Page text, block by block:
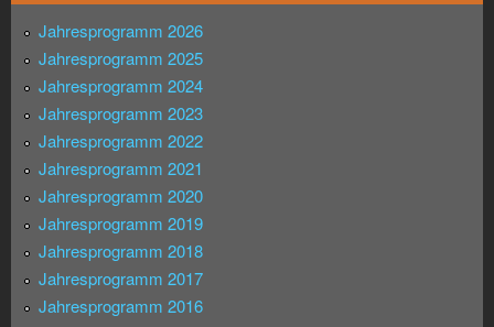
Jahresprogramm 2026
Jahresprogramm 2025
Jahresprogramm 2024
Jahresprogramm 2023
Jahresprogramm 2022
Jahresprogramm 2021
Jahresprogramm 2020
Jahresprogramm 2019
Jahresprogramm 2018
Jahresprogramm 2017
Jahresprogramm 2016